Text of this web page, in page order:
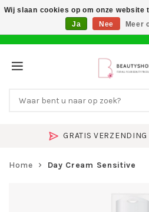
GRATIS
Home Day Cream Sensitive
Wij slaan cookies op om onze
Ja
Nee Meer